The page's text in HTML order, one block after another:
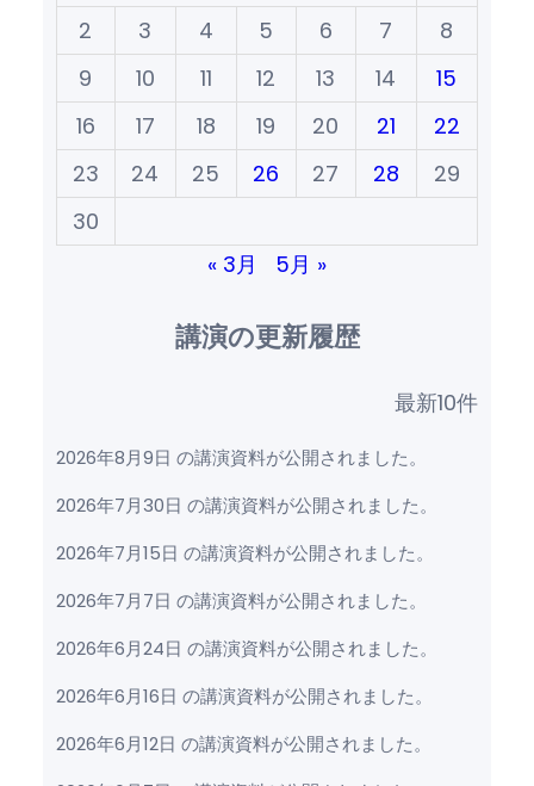
2
3 4 5 6 7
8
9
10 11 12 13 14
15
16
17 18 19 20 21
22
23
24 25 26 27 28
29
30
« 3月
5月 »
講演の更新履歴
最新10件
2026年8月9日 の講演資料が公開されました。
2026年7月30日 の講演資料が公開されました。
2026年7月15日 の講演資料が公開されました。
2026年7月7日 の講演資料が公開されました。
2026年6月24日 の講演資料が公開されました。
2026年6月16日 の講演資料が公開されました。
2026年6月12日 の講演資料が公開されました。